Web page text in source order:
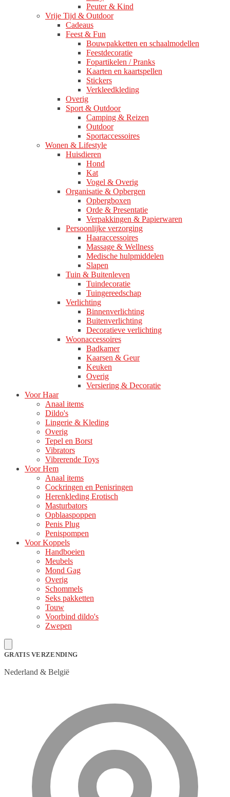
Peuter & Kind
Vrije Tijd & Outdoor
Cadeaus
Feest & Fun
Bouwpakketten en schaalmodellen
Feestdecoratie
Fopartikelen / Pranks
Kaarten en kaartspellen
Stickers
Verkleedkleding
Overig
Sport & Outdoor
Camping & Reizen
Outdoor
Sportaccessoires
Wonen & Lifestyle
Huisdieren
Hond
Kat
Vogel & Overig
Organisatie & Opbergen
Opbergboxen
Orde & Presentatie
Verpakkingen & Papierwaren
Persoonlijke verzorging
Haaraccessoires
Massage & Wellness
Medische hulpmiddelen
Slapen
Tuin & Buitenleven
Tuindecoratie
Tuingereedschap
Verlichting
Binnenverlichting
Buitenverlichting
Decoratieve verlichting
Woonaccessoires
Badkamer
Kaarsen & Geur
Keuken
Overig
Versiering & Decoratie
Voor Haar
Anaal items
Dildo's
Lingerie & Kleding
Overig
Tepel en Borst
Vibrators
Vibrerende Toys
Voor Hem
Anaal items
Cockringen en Penisringen
Herenkleding Erotisch
Masturbators
Opblaaspoppen
Penis Plug
Penispompen
Voor Koppels
Handboeien
Meubels
Mond Gag
Overig
Schommels
Seks pakketten
Touw
Voorbind dildo's
Zwepen
GRATIS VERZENDING
Nederland & België